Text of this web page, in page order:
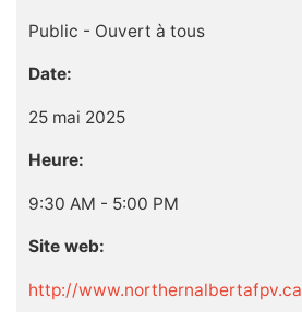
Public - Ouvert à tous
Date:
25 mai 2025
Heure:
9:30 AM - 5:00 PM
Site web:
http://www.northernalbertafpv.ca